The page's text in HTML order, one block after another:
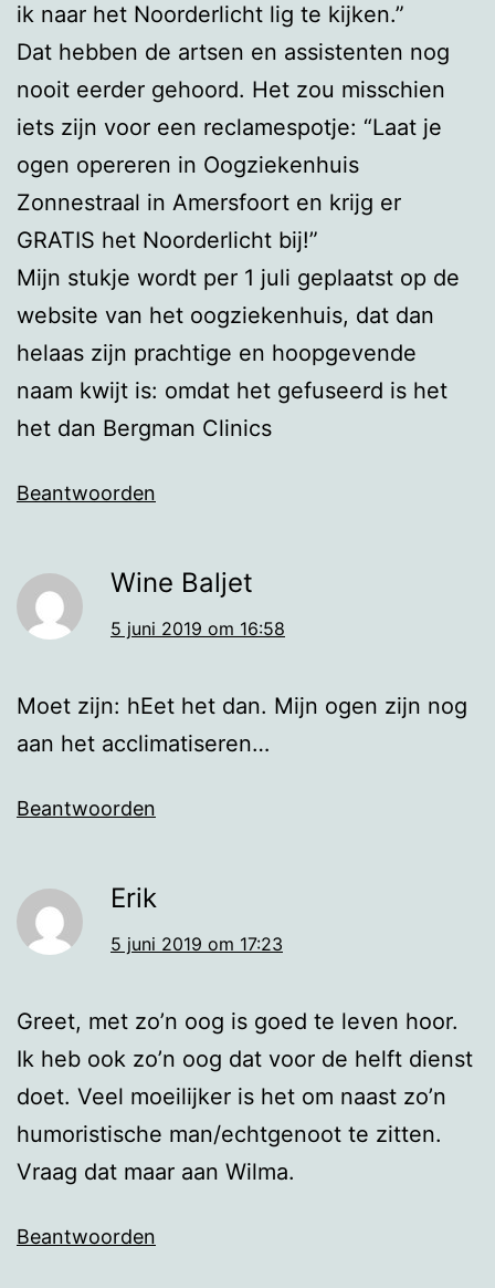
ik naar het Noorderlicht lig te kijken.”
Dat hebben de artsen en assistenten nog
nooit eerder gehoord. Het zou misschien
iets zijn voor een reclamespotje: “Laat je
ogen opereren in Oogziekenhuis
Zonnestraal in Amersfoort en krijg er
GRATIS het Noorderlicht bij!”
Mijn stukje wordt per 1 juli geplaatst op de
website van het oogziekenhuis, dat dan
helaas zijn prachtige en hoopgevende
naam kwijt is: omdat het gefuseerd is het
het dan Bergman Clinics
Beantwoorden
Wine Baljet
5 juni 2019 om 16:58
Moet zijn: hEet het dan. Mijn ogen zijn nog
aan het acclimatiseren…
Beantwoorden
Erik
5 juni 2019 om 17:23
Greet, met zo’n oog is goed te leven hoor.
Ik heb ook zo’n oog dat voor de helft dienst
doet. Veel moeilijker is het om naast zo’n
humoristische man/echtgenoot te zitten.
Vraag dat maar aan Wilma.
Beantwoorden